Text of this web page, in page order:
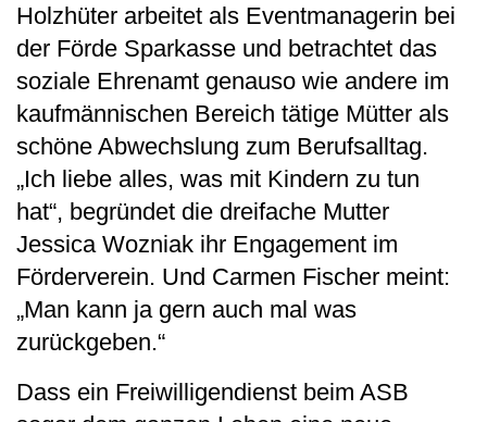
Holzhüter arbeitet als Eventmanagerin bei
der Förde Sparkasse und betrachtet das
soziale Ehrenamt genauso wie andere im
kaufmännischen Bereich tätige Mütter als
schöne Abwechslung zum Berufsalltag.
„Ich liebe alles, was mit Kindern zu tun
hat“, begründet die dreifache Mutter
Jessica Wozniak ihr Engagement im
Förderverein. Und Carmen Fischer meint:
„Man kann ja gern auch mal was
zurückgeben.“
Dass ein Freiwilligendienst beim ASB